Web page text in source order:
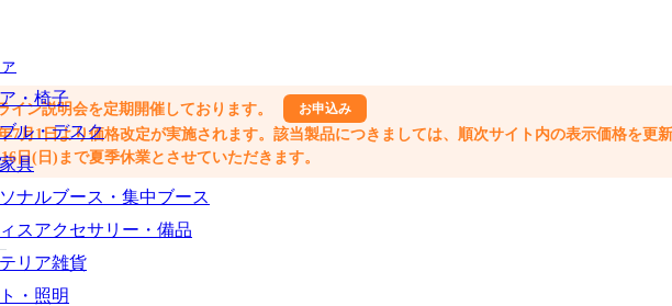
・椅子
ル・デスク
具
ナルブース・集中ブース
スアクセサリー・備品
リア雑貨
・照明
加できます
ン説明会を定期開催しております。 お申込み
月1日より価格改定が実施されます。該当製品につきましては、順次サイト内の表示価格を更新
日(日)まで夏季休業とさせていただきます。